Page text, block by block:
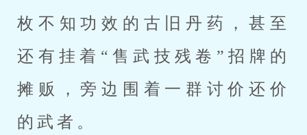
枚不知功效的古旧丹药，甚至
还有挂着“售武技残卷”招牌的
摊贩，旁边围着一群讨价还价
的武者。